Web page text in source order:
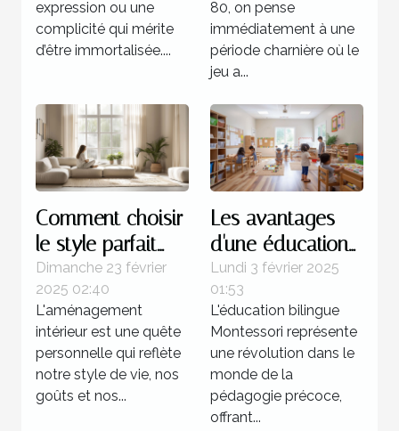
expression ou une
complicité qui mérite
d’être immortalisée....
80, on pense
immédiatement à une
période charnière où le
jeu a...
Comment choisir
le style parfait
pour votre
aménagement
intérieur
Dimanche 23 février
2025 02:40
L'aménagement
intérieur est une quête
personnelle qui reflète
notre style de vie, nos
goûts et nos...
Les avantages
d'une éducation
bilingue
Montessori dès la
petite enfance
Lundi 3 février 2025
01:53
L'éducation bilingue
Montessori représente
une révolution dans le
monde de la
pédagogie précoce,
offrant...